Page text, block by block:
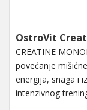
OstroVit
CREATINE
povećanje
energija, snaga i
intenzivnog